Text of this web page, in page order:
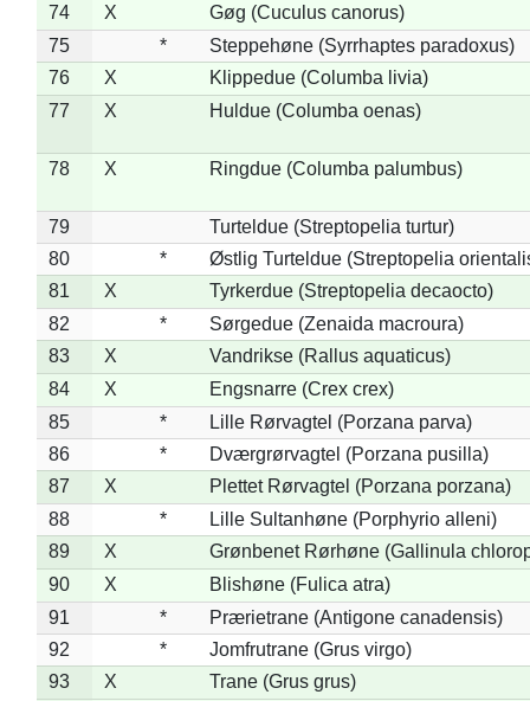
74
X
Gøg (Cuculus canorus)
75
*
Steppehøne (Syrrhaptes paradoxus)
76
X
Klippedue (Columba livia)
77
X Huldue (Columba oenas)
78 X Ringdue (Columba palumbus)
79
Turteldue (Streptopelia turtur)
80
*
Østlig Turteldue (Streptopelia
81
X
Tyrkerdue (Streptopelia decaocto)
82
*
Sørgedue (Zenaida macroura)
83
X
Vandrikse (Rallus aquaticus)
84
X
Engsnarre (Crex crex)
85
*
Lille Rørvagtel (Porzana parva)
86
*
Dværgrørvagtel (Porzana pusilla)
87
X
Plettet Rørvagtel (Porzana porzana)
88
*
Lille Sultanhøne (Porphyrio alleni)
89
X
Grønbenet Rørhøne (Gallinula
90
X
Blishøne (Fulica atra)
91
*
Prærietrane (Antigone canadensis)
92
*
Jomfrutrane (Grus virgo)
93
X Trane (Grus grus)